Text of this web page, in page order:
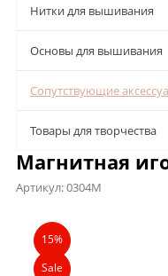
Нитки для вышивания
Основы для вышивания
Сопутствующие
Товары для творчества
Магнитная
Артикул:0304М
Описание
15%
Sale